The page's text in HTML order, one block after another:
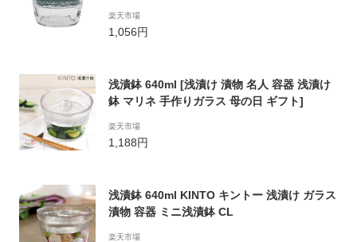
楽天市場
1,056円
浅漬鉢 640ml [浅漬け 漬物 名人 容器 浅漬け
鉢 マリネ 手作りガラス 母の日 ギフト]
楽天市場
1,188円
浅漬鉢 640ml KINTO キントー 浅漬け ガラス
漬物 容器 ミニ浅漬鉢 CL
楽天市場